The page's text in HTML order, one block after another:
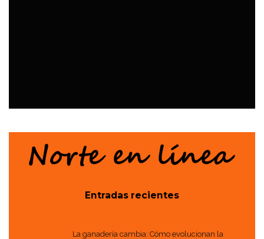
Entradas recientes
La ganadería cambia: Cómo evolucionan la